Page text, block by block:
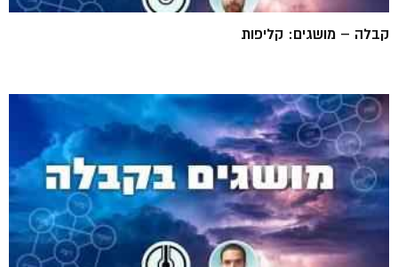
קבלה – מושגים: קליפות